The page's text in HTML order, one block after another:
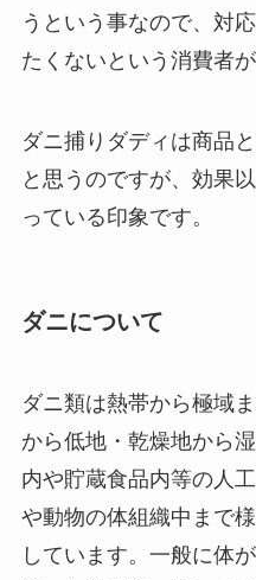
うという事なので、対
たくないという消費者
ダニ捕りダディは商品
と思うのですが、効果
っている印象です。
ダニについて
ダニ類は熱帯から極域
から低地・乾燥地から
内や貯蔵食品内等の人
や動物の体組織中まで
しています。一般に体